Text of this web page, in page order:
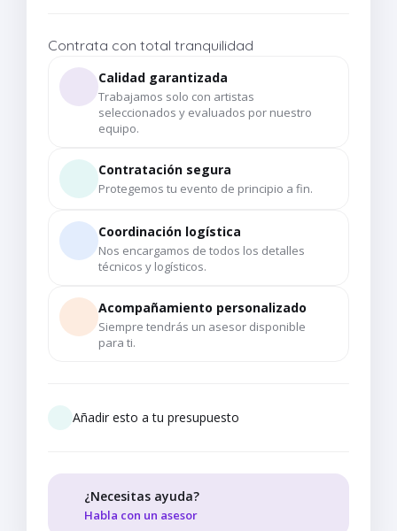
Contrata con total tranquilidad
Calidad garantizada
Trabajamos solo con artistas
seleccionados y evaluados por nuestro
equipo.
Contratación segura
Protegemos tu evento de principio a fin.
Coordinación logística
Nos encargamos de todos los detalles
técnicos y logísticos.
Acompañamiento personalizado
Siempre tendrás un asesor disponible
para ti.
Añadir esto a tu presupuesto
¿Necesitas ayuda?
Habla con un asesor